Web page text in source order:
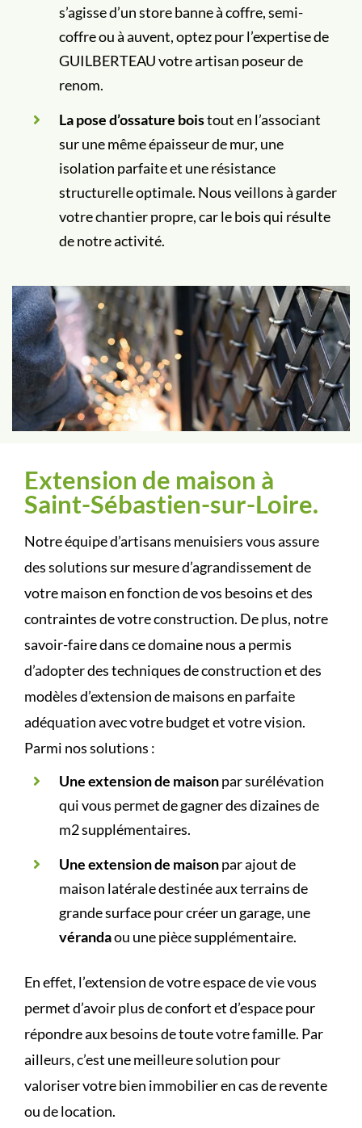
s’agisse d’un store banne à coffre, semi-
coffre ou à auvent, optez pour l’expertise de
GUILBERTEAU votre artisan poseur de
renom.
La pose d’ossature boistout en l’associant
sur une même épaisseur de mur, une
isolation parfaite et une résistance
structurelle optimale. Nous veillons à garder
votre chantier propre, car le bois qui résulte
de notre activité.
Extension de maison à
Saint-Sébastien-sur-Loire.
Notre équipe d’artisans menuisiers vous assure
des solutions sur mesure d’agrandissement de
votre maison en fonction de vos besoins et des
contraintes de votre construction. De plus, notre
savoir-faire dans ce domaine nous a permis
d’adopter des techniques de construction et des
modèles d’extension de maisons en parfaite
adéquation avec votre budget et votre vision.
Parmi nos solutions :
Une extension de maisonpar surélévation
qui vous permet de gagner des dizaines de
m2 supplémentaires.
Une extension de maisonpar ajout de
maison latérale destinée aux terrains de
grande surface pour créer un garage, une
vérandaou une pièce supplémentaire.
En effet, l’extension de votre espace de vie vous
permet d’avoir plus de confort et d’espace pour
répondre aux besoins de toute votre famille. Par
ailleurs, c’est une meilleure solution pour
valoriser votre bien immobilier en cas de revente
ou de location.